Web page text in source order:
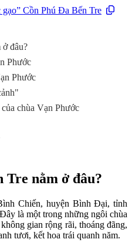
Cồn Phú Đa Bến Tre
đâu?
Phước
Phước
chùa Vạn Phước
Tre nằm ở đâu?
Chiến, huyện Bình Đại, tỉnh
là một trong những ngôi chùa
gian rộng rãi, thoáng đãng,
tươi, kết hoa trái quanh năm.